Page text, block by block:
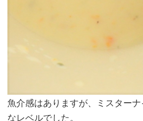
魚介感はありますが、ミスター
なレベルでした。